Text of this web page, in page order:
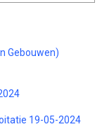
Gebouwen)
19-05-2024